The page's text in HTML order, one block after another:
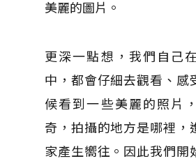
美麗的圖片。
更深一點想，我們自己
中，都會仔細去觀看、感
候看到一些美麗的照片
奇，拍攝的地方是哪裡，
家產生嚮往。因此我們開